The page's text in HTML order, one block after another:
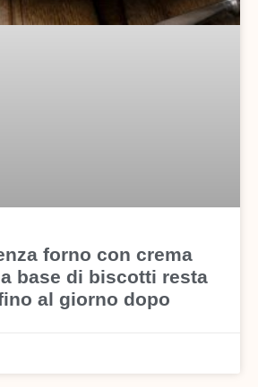
forno con crema
base di biscotti resta
al giorno dopo